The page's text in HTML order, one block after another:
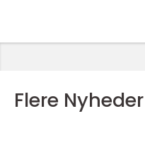
Flere Nyheder